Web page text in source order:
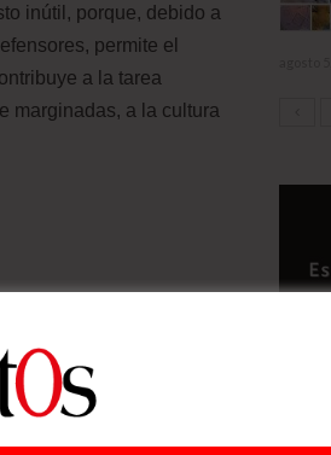
inútil, porque, debido a
permite el
a la tarea
marginadas, a la cultura